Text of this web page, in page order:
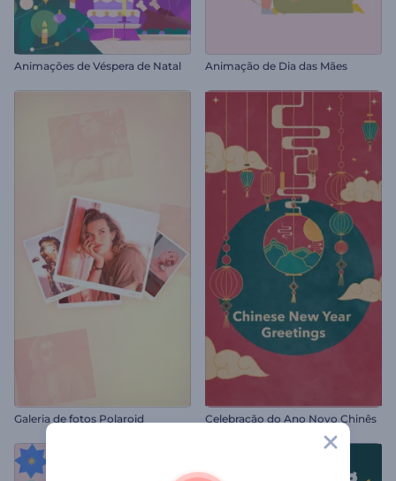
Animações de Véspera de Natal Animação de Dia das Mães
Galeria de fotos Polaroid Celebração do Ano Novo Chinês